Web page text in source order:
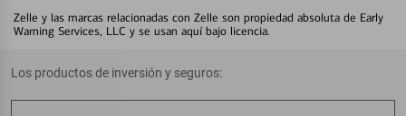
Zelle y las marcas relacionadas con Zelle son propiedad absoluta de Early
Warning Services, LLC y se usan aquí bajo licencia.
Los productos de inversión y seguros: